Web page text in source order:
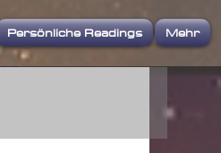
Persönliche Readings Mehr